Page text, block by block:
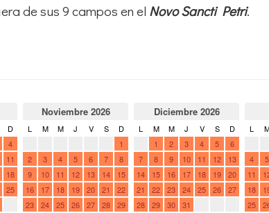
de sus 9 campos en el Novo Sancti Petri.